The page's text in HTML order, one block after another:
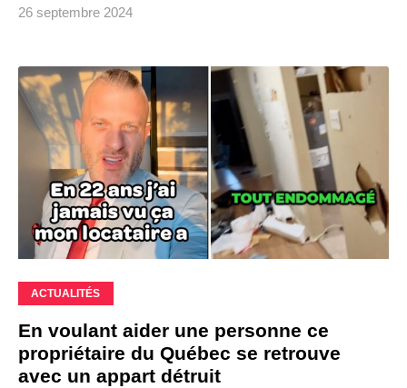
26 septembre 2024
ACTUALITÉS
En voulant aider une personne ce
propriétaire du Québec se retrouve
avec un appart détruit